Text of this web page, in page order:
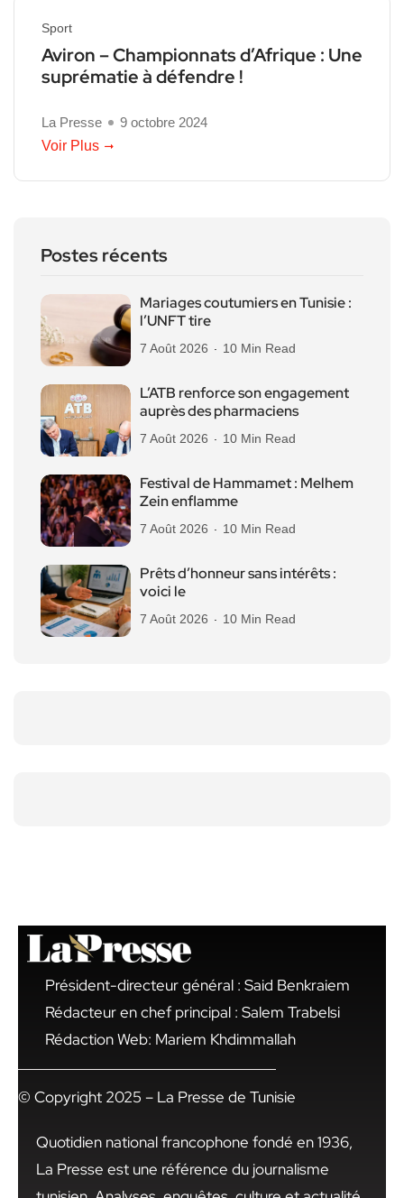
Sport
Aviron – Championnats d’Afrique : Une
suprématie à défendre !
La Presse
9 octobre 2024
Voir Plus
Postes récents
Mariages coutumiers en Tunisie :
l’UNFT tire
7 Août 2026 10 Min Read
L’ATB renforce son engagement
auprès des pharmaciens
7 Août 2026 10 Min Read
Festival de Hammamet : Melhem
Zein enflamme
7 Août 2026 10 Min Read
Prêts d’honneur sans intérêts :
voici le
7 Août 2026 10 Min Read
Président-directeur général : Said Benkraiem
Rédacteur en chef principal : Salem Trabelsi
Rédaction Web: Mariem Khdimmallah
© Copyright 2025 – La Presse de Tunisie
Quotidien national francophone fondé en 1936,
La Presse est une référence du journalisme